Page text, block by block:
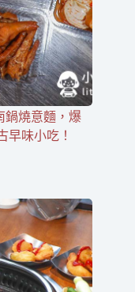
鍋燒意麵，爆
早味小吃！